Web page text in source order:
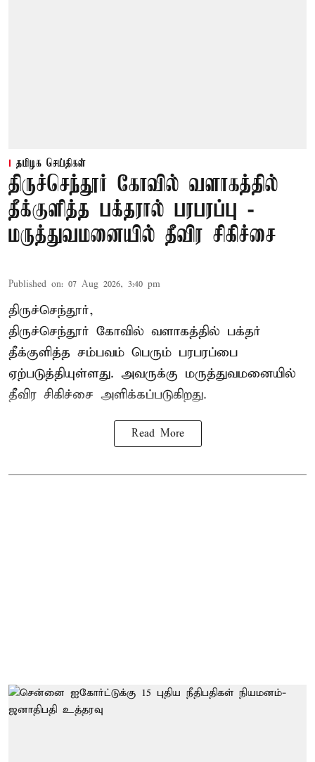
தமிழக செய்திகள்
திருச்செந்தூர் கோவில் வளாகத்தில்
தீக்குளித்த பக்தரால் பரபரப்பு -
மருத்துவமனையில் தீவிர சிகிச்சை
Published on: 07 Aug 2026, 3:40 pm
திருச்செந்தூர்,
திருச்செந்தூர் கோவில் வளாகத்தில் பக்தர்
தீக்குளித்த சம்பவம் பெரும் பரபரப்பை
ஏற்படுத்தியுள்ளது. அவருக்கு மருத்துவமனையில்
தீவிர சிகிச்சை அளிக்கப்படுகிறது.
Read More